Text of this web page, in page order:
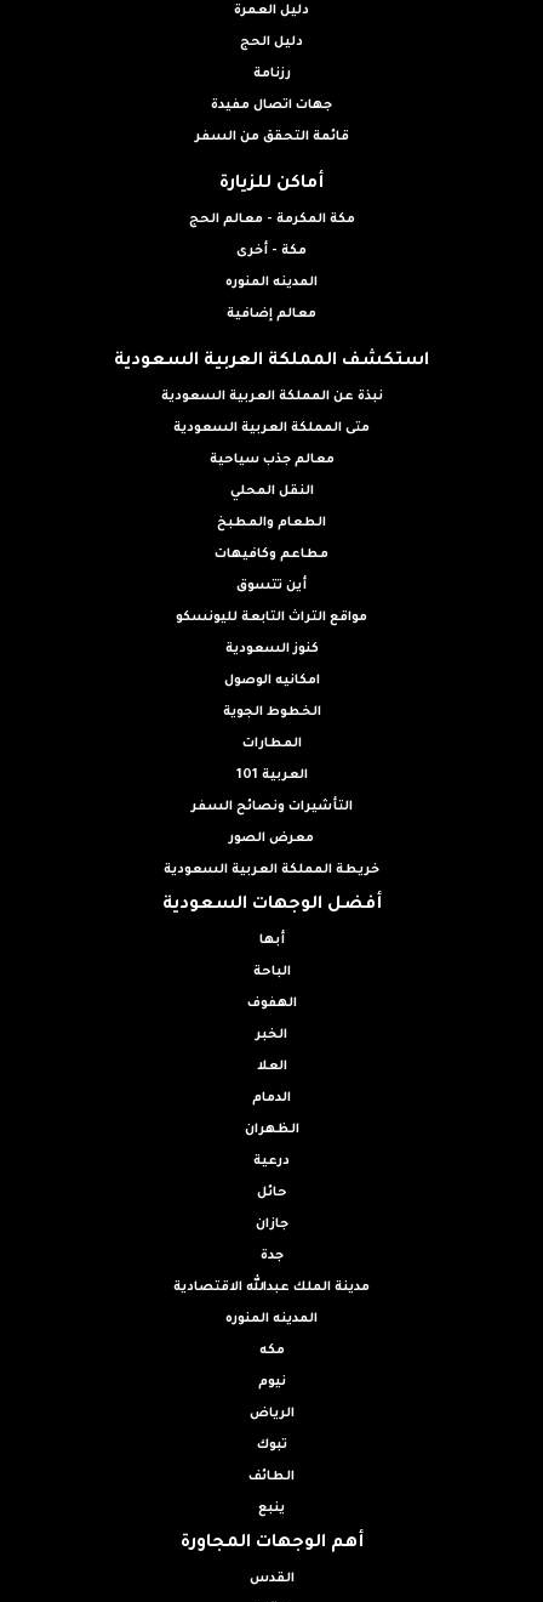
دليل العمرة
دليل الحج
رزنامة
جهات اتصال مفيدة
قائمة التحقق من السفر
أماكن للزيارة
مكة المكرمة - معالم الحج
مكة - أخرى
المدينه المنوره
معالم إضافية
استكشف المملكة العربية السعودية
نبذة عن المملكة العربية السعودية
متى المملكة العربية السعودية
معالم جذب سياحية
النقل المحلي
الطعام والمطبخ
مطاعم وكافيهات
أين تتسوق
مواقع التراث التابعة لليونسكو
كنوز السعودية
امكانيه الوصول
الخطوط الجوية
المطارات
العربية 101
التأشيرات ونصائح السفر
معرض الصور
خريطة المملكة العربية السعودية
أفضل الوجهات السعودية
أبها
الباحة
الهفوف
الخبر
العلا
الدمام
الظهران
درعية
حائل
جازان
جدة
مدينة الملك عبدالله الاقتصادية
المدينه المنوره
مكه
نيوم
الرياض
تبوك
الطائف
ينبع
أهم الوجهات المجاورة
القدس